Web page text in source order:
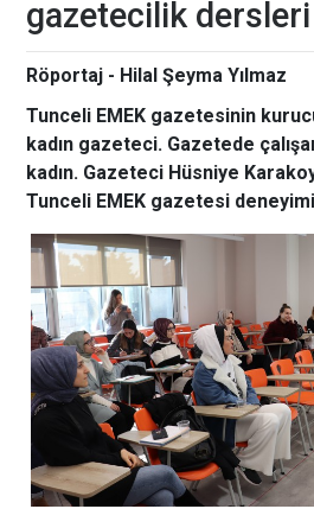
gazetecilik dersleri
Röportaj - Hilal Şeyma Yılmaz
Tunceli EMEK gazetesinin
kadın gazeteci. Gazetede
kadın. Gazeteci Hüsniye
Tunceli EMEK gazetesi